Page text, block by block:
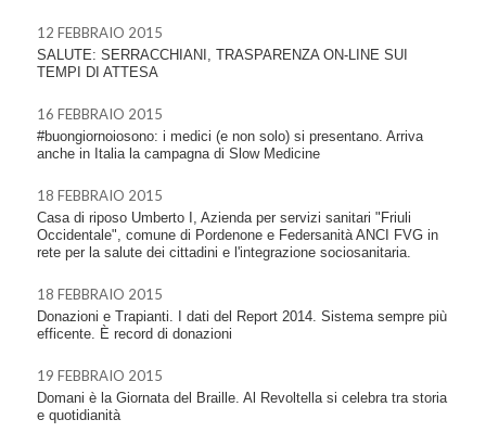
12 FEBBRAIO 2015
SALUTE: SERRACCHIANI, TRASPARENZA ON-LINE SUI
TEMPI DI ATTESA
16 FEBBRAIO 2015
#buongiornoiosono: i medici (e non solo) si presentano. Arriva
anche in Italia la campagna di Slow Medicine
18 FEBBRAIO 2015
Casa di riposo Umberto I, Azienda per servizi sanitari "Friuli
Occidentale", comune di Pordenone e Federsanità ANCI FVG in
rete per la salute dei cittadini e l'integrazione sociosanitaria.
18 FEBBRAIO 2015
Donazioni e Trapianti. I dati del Report 2014. Sistema sempre più
efficente. È record di donazioni
19 FEBBRAIO 2015
Domani è la Giornata del Braille. Al Revoltella si celebra tra storia
e quotidianità